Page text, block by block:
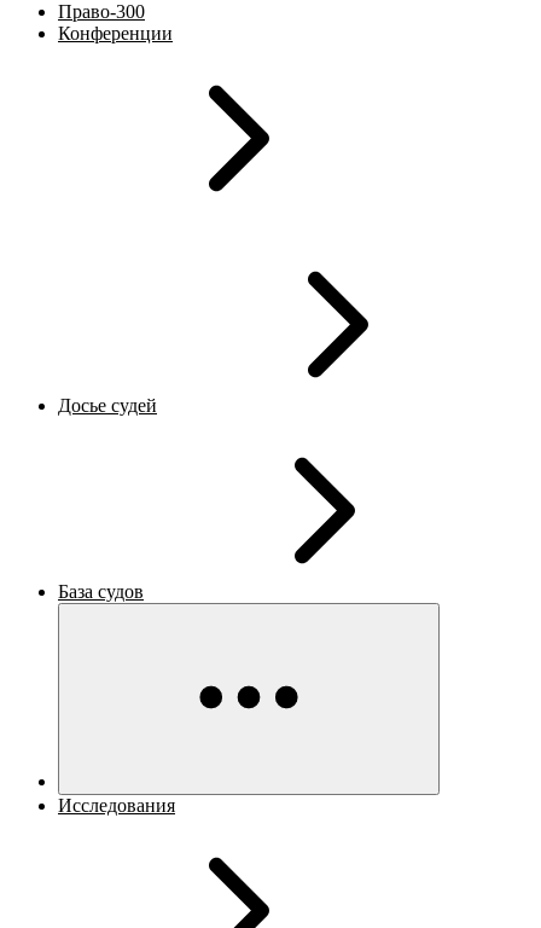
Право-300
Конференции
Досье судей
База судов
Исследования